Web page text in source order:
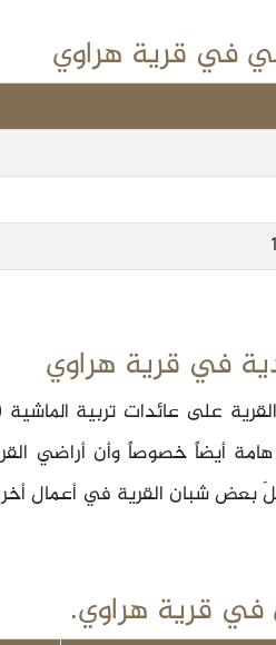
في قرية هراوي
في قرية هراوي
على عائدات تربية الماشية
هامة أيضاً خصوصاً وأن أراضي
بعض شبان القرية في أعمال
في قرية هراوي.